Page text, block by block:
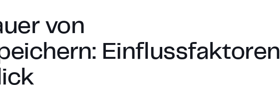
von
Einflussfaktoren